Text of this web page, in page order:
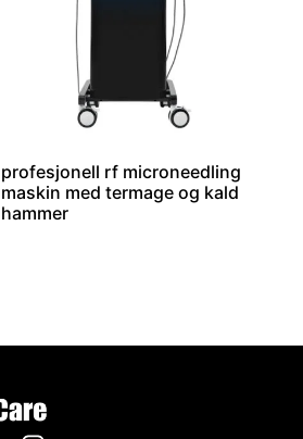
profesjonell rf microneedling
maskin med termage og kald
hammer